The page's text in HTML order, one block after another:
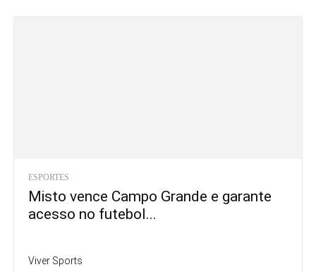
ESPORTES
Misto vence Campo Grande e garante
acesso no futebol...
Viver Sports